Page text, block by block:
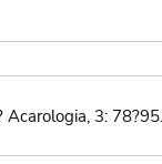
Acarologia, 3: 78?95.